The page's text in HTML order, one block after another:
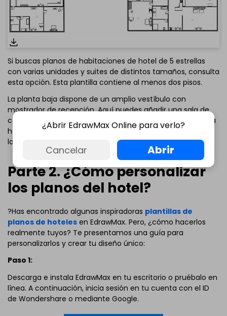
Haz clic aquí para editarlo online
Si buscas planos de habitaciones de hotel de 5 estrellas
con varias unidades y suites de distintos tamaños, consulta
esta opción. Esta plantilla contiene al menos dos pisos.
La planta baja dispone de un amplio vestíbulo con
mostrador de recepción. Aquí puedes añadir una sala de
conferencias y/o una sala de espera. En la segunda planta
hay espacio para un comedor, una cocina y un bar. Todas
las plantas son accesibles por escaleras y ascensor.
Parte 2. ¿Cómo personalizar
los planos del hotel?
?Has encontrado algunas inspiradoras plantillas de
planos de hoteles en EdrawMax. Pero, ¿cómo hacerlos
realmente tuyos? Te presentamos una guía para
personalizarlos y crear tu diseño único:
Paso 1:
Descarga e instala EdrawMax en tu escritorio o pruébalo en
línea. A continuación, inicia sesión en tu cuenta con el ID
de Wondershare o mediante Google.
¿Abrir EdrawMax Online para verlo?
Cancelar Abrir